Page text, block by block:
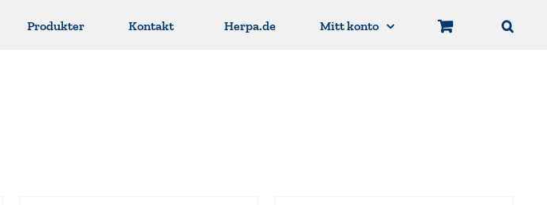
Produkter Kontakt Herpa.de Mitt konto